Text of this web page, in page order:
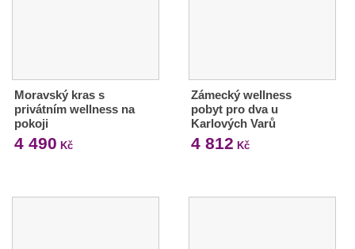
Moravský kras s
privátním wellness na
pokoji
4 490 Kč
Zámecký wellness
pobyt pro dva u
Karlových Varů
4 812 Kč